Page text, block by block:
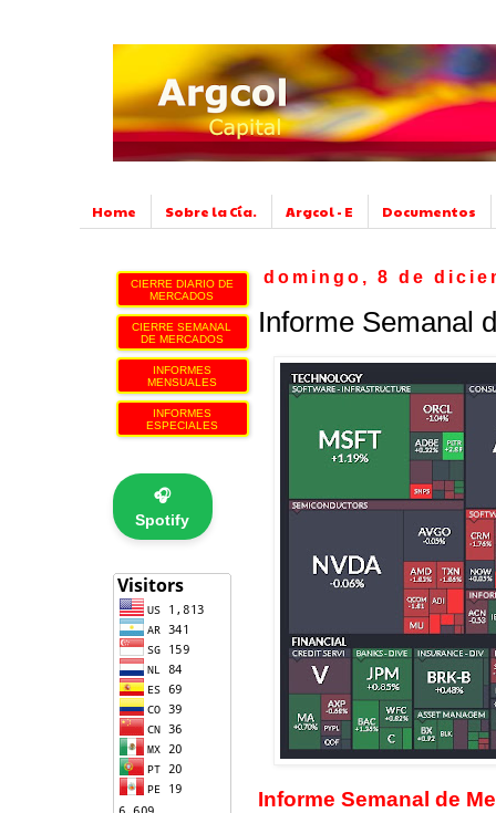
Home Sobre la Cía. Argcol - E Documentos
domingo, 8 de
Informe Semanal
Informe Semanal de
CIERRE DIARIO DE
MERCADOS
CIERRE SEMANAL
DE MERCADOS
INFORMES
MENSUALES
INFORMES
ESPECIALES
🎧
Spotify